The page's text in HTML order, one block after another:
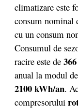
climatizare este
consum nominal
cu un consum
Consumul de
racire este de
anual la modul
2100 kWh/an.
compresorului